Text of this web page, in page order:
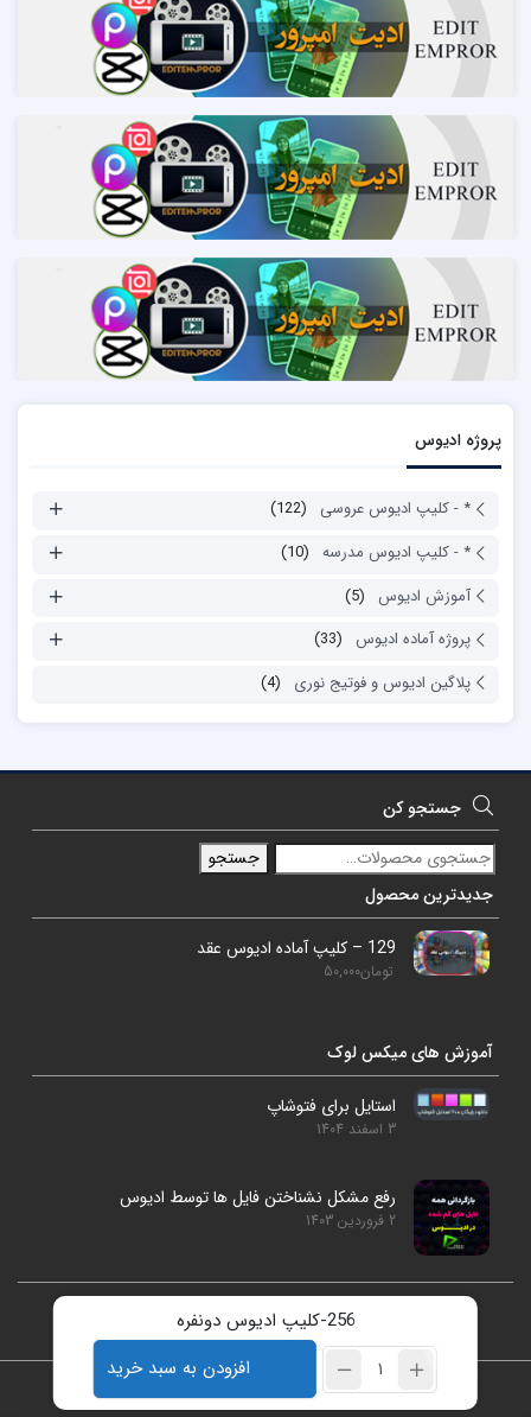
پروژه ادیوس
* - کلیپ ادیوس عروسی
(122)
* - کلیپ ادیوس مدرسه (10)
آموزش ادیوس
(5)
پروژه آماده ادیوس
(33)
پلاگین ادیوس و فوتیج نوری
(4)
جستجو کن
جستجو
جدیدترین محصول
129 – کلیپ آماده ادیوس عقد
تومان50,000
آموزش های میکس لوک
استایل برای فتوشاپ
3 اسفند 1404
رفع مشکل نشناختن فایل ها توسط ادیوس
2 فروردین 1403
09186925896
studiolookmix@gmail.com
تمامی حقوق برای سایت میکس لوک محفوظ است.
256-کلیپ ادیوس دونفره
افزودن به سبد خرید